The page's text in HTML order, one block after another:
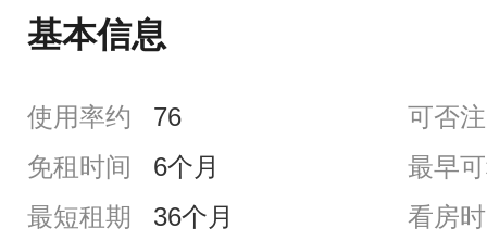
基本信息
使用率约 76
可否
免租时间
6个月
最早
最短租期
36个月
看房